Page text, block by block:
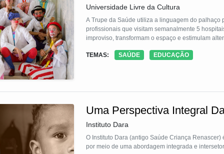
Universidade Livre da Cultura
A Trupe da Saúde utiliza a linguagem do palhaço
profissionais que visitam semanalmente 5
improviso, transformam o espaço e estimulam
TEMAS: SAÚDE EDUCAÇÃO
Uma Perspectiva Integral
Instituto Dara
O Instituto Dara (antigo Saúde Criança
por meio de uma abordagem integrada e